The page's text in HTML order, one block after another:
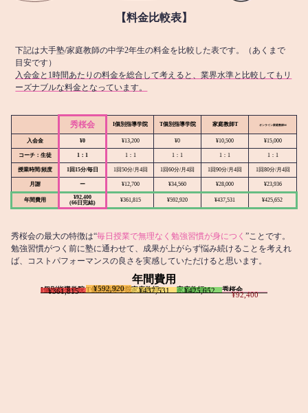
【料金比較表】
下記は大手塾/家庭教師の中学2年生の料金を比較した表です。（あくまで
目安です）
入会金と1時間あたりの料金を総合して考えると、業界水準と比較してもリ
ーズナブルな料金となっています。
秀桜会 I個別指導学院 T個別指導学院 家庭教師T オンライン家庭教師M
入会金 ¥0 ¥13,200 ¥0 ¥10,500 ¥15,000
コーチ：生徒 1：1 1：1 1：1 1：1 1：1
授業時間/頻度 1回15分/毎日 1回50分/月4回 1回60分/月4回 1回90分/月4回 1回80分/月4回
月謝 ー ¥12,700 ¥34,560 ¥28,000 ¥23,936
年間費用
¥92,400
(66日完結)
¥361,815 ¥592,920 ¥437,531 ¥425,652
秀桜会の最大の特徴は“毎日授業で無理なく勉強習慣が身につく ”ことです。
勉強習慣がつく前に塾に通わせて、成果が上がらず悩み続けることを考えれ
ば、コストパフォーマンスの良さを実感していただけると思います。
年間費用
I個別指導学院
¥361,815 T個別指導学院
¥592,920 家庭教師T
¥437,531 家庭教師M
¥425,652 秀桜会
¥92,400